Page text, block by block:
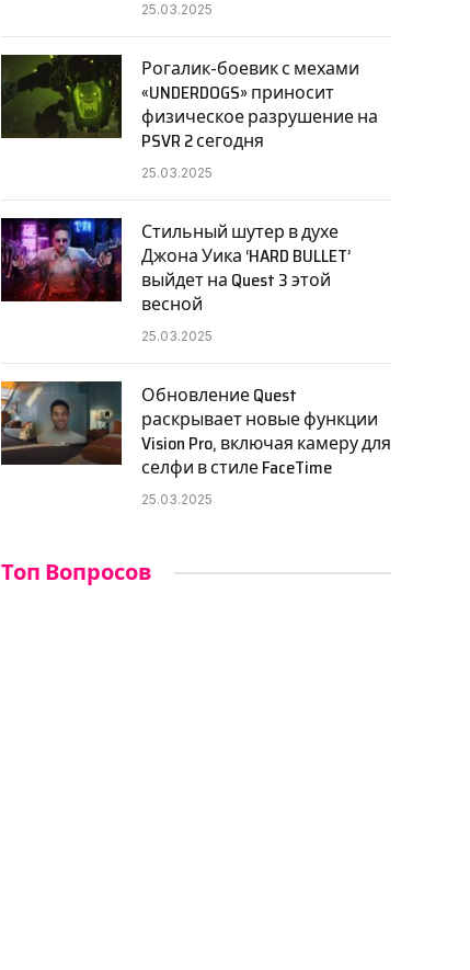
25.03.2025
Рогалик-боевик с мехами
«UNDERDOGS» приносит
физическое разрушение на
PSVR 2 сегодня
25.03.2025
Стильный шутер в духе
Джона Уика ‘HARD BULLET’
выйдет на Quest 3 этой
весной
25.03.2025
Обновление Quest
раскрывает новые функции
Vision Pro, включая камеру для
селфи в стиле FaceTime
25.03.2025
Топ Вопросов